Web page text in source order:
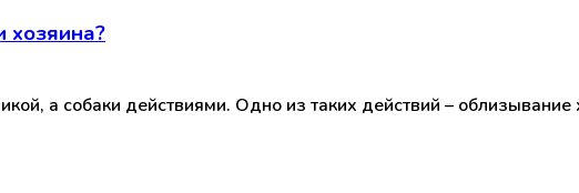
хозяина?
а собаки действиями. Одно из таких действий –